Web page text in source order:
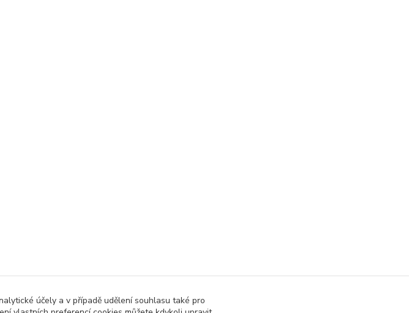
účely a v případě udělení souhlasu také pro